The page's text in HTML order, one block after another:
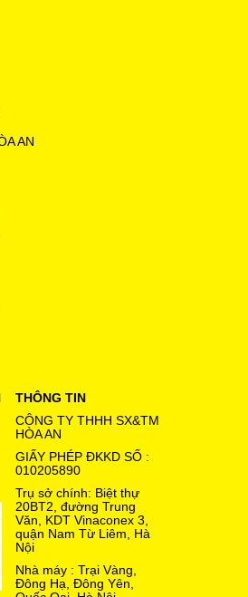
AN
THÔNG TIN
CÔNG TY THHH SX&TM
HÒA AN
GIẤY PHÉP ĐKKD SỐ :
010205890
Trụ sở chính: Biệt thự
20BT2, đường Trung
Văn, KDT Vinaconex 3,
quận Nam Từ Liêm, Hà
Nội
Nhà máy : Trại Vàng,
Đông Hạ, Đông Yên,